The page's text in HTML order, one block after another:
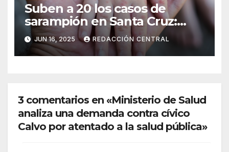
Suben a 20 los casos de
sarampión en Santa Cruz:
Salud intensifica la
vacunación
JUN 16, 2025 REDACCIÓN CENTRAL
3 comentarios en «Ministerio de Salud
analiza una demanda contra cívico
Calvo por atentado a la salud pública»